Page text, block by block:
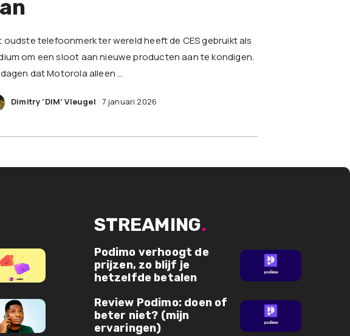
oudste telefoonmerk ter wereld heeft de CES gebruikt als
om een sloot aan nieuwe producten aan te kondigen.
dat Motorola alleen …
Dimitry ‘DIM’ Vleugel 7 januari 2026
STREAMING.
Podimo verhoogt de
prijzen, zo blijf je
hetzelfde betalen
Review Podimo: doen of
beter niet? (mijn
ervaringen)